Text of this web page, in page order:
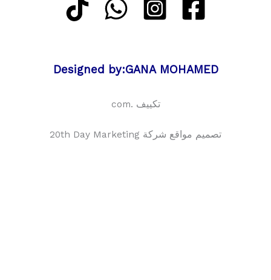
Designed by:GANA MOHAMED
تكييف .com
تصميم مواقع شركة 20th Day Marketing